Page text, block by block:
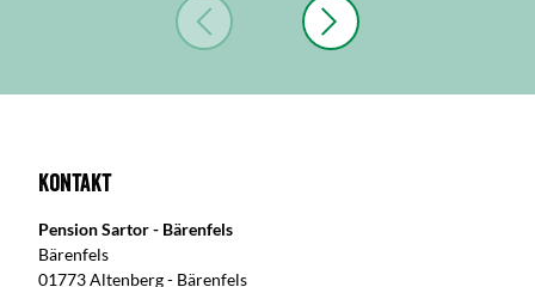
Kontakt
Pension Sartor - Bärenfels
Bärenfels
01773 Altenberg - Bärenfels